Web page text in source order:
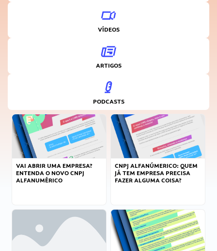
VÍDEOS
ARTIGOS
PODCASTS
VAI ABRIR UMA EMPRESA?
ENTENDA O NOVO CNPJ
ALFANUMÉRICO
CNPJ ALFANÚMERICO: QUEM
JÁ TEM EMPRESA PRECISA
FAZER ALGUMA COISA?